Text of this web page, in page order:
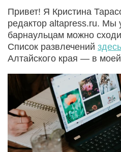
Привет! Я Кристина
редактор altapress.ru. Мы
барнаульцам можно
Список развлечений
Алтайского края — в